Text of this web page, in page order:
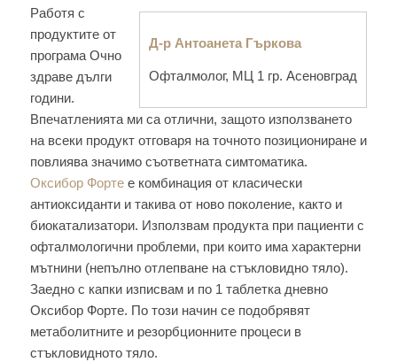
Д-р Антоанета Гъркова
Офталмолог, МЦ 1 гр. Асеновград
Работя с
продуктите от
програма Очно
здраве дълги
години.
Впечатленията ми са отлични, защото използването
на всеки продукт отговаря на точното позициониране и
повлиява значимо съответната симтоматика.
Оксибор Фортее комбинация от класически
антиоксиданти и такива от ново поколение, както и
биокатализатори. Използвам продукта при пациенти с
офталмологични проблеми, при които има характерни
мътнини (непълно отлепване на стъкловидно тяло).
Заедно с капки изписвам и по 1 таблетка дневно
Оксибор Форте. По този начин се подобрявят
метаболитните и резорбционните процеси в
стъкловидното тяло.